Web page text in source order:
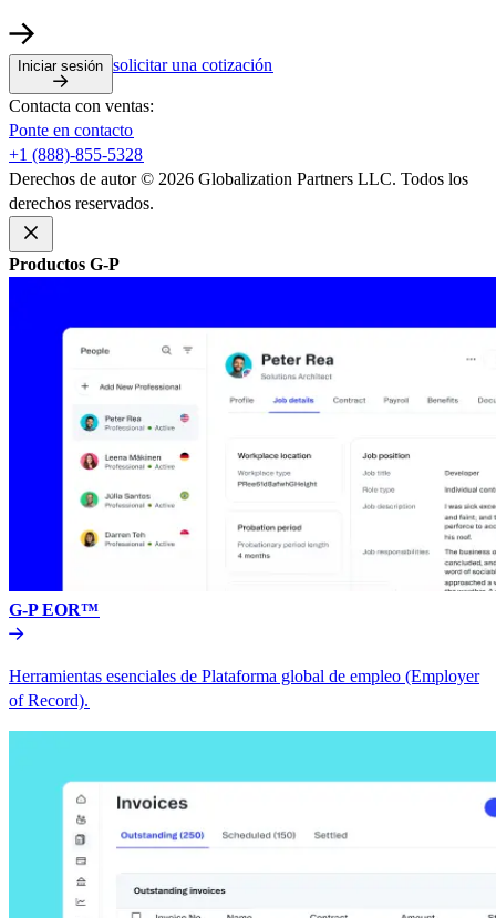
Iniciar sesión​​ solicitar una cotización​​
Contacta con ventas:​​
Ponte en contacto​​
+1 (888)-855-5328​​
Derechos de autor © 2026 Globalization Partners LLC. Todos los
derechos reservados.​​
Productos G-P​​
G-P EOR™​​
Herramientas esenciales de Plataforma global de empleo (Employer
of Record).​​